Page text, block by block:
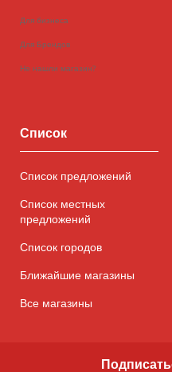
Для бизнеса
Для Брендов
Не нашли магазин?
Список
Список предложений
Список местных
предложений
Список городов
Ближайшие магазины
Все магазины